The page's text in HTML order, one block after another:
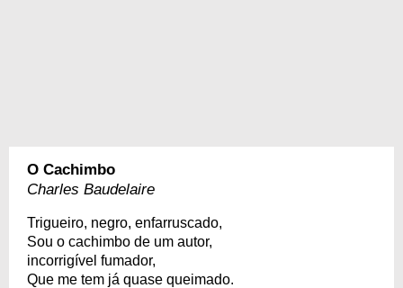
O Cachimbo
Charles Baudelaire
Trigueiro, negro, enfarruscado,
Sou o cachimbo de um autor,
incorrigível fumador,
Que me tem já quase queimado.